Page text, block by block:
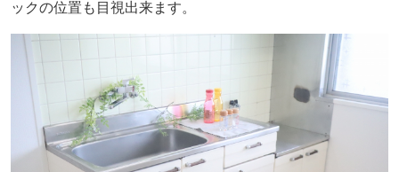
ックの位置も目視出来ます。